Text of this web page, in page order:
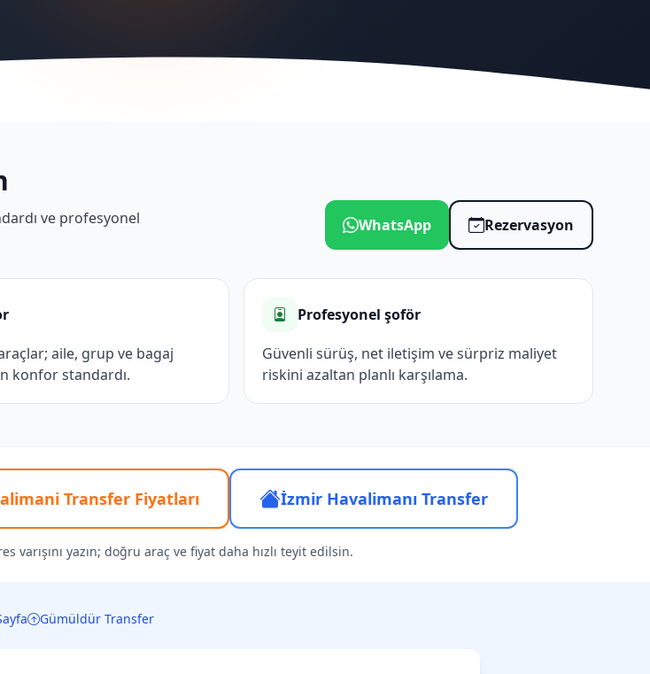
ve profesyonel
WhatsApp Rezervasyon
aile, grup ve bagaj
konfor standardı.
Profesyonel şoför
Güvenli sürüş, net iletişim ve sürpriz maliyet
riskini azaltan planlı karşılama.
Transfer Fiyatları İzmir Havalimanı Transfer
varışını yazın; doğru araç ve fiyat daha hızlı teyit edilsin.
Gümüldür Transfer